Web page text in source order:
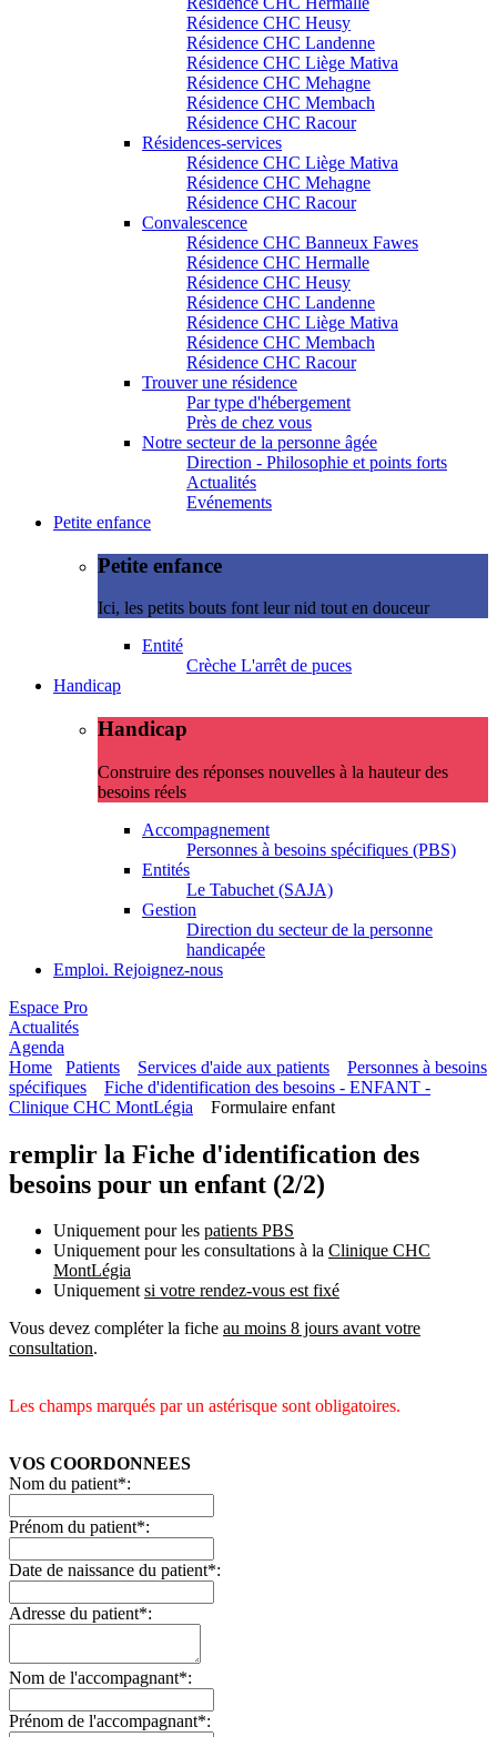
Résidence CHC Heusy
Résidence CHC Landenne
Résidence CHC Liège Mativa
Résidence CHC Mehagne
Résidence CHC Membach
Résidence CHC Racour
Résidences-services
Résidence CHC Liège Mativa
Résidence CHC Mehagne
Résidence CHC Racour
Convalescence
Résidence CHC Banneux Fawes
Résidence CHC Hermalle
Résidence CHC Heusy
Résidence CHC Landenne
Résidence CHC Liège Mativa
Résidence CHC Membach
Résidence CHC Racour
Trouver une résidence
Par type d'hébergement
Près de chez vous
Notre secteur de la personne âgée
Direction - Philosophie et points forts
Actualités
Evénements
Petite enfance
Petite enfance
Ici, les petits bouts font leur nid tout en douceur
Entité
Crèche L'arrêt de puces
Handicap
Handicap
Construire des réponses nouvelles à la hauteur des
besoins réels
Accompagnement
Personnes à besoins spécifiques (PBS)
Entités
Le Tabuchet (SAJA)
Gestion
Direction du secteur de la personne
handicapée
Emploi. Rejoignez-nous
Espace Pro
Actualités
Agenda
Home
Patients Services d'aide aux patients
Personnes à besoins
spécifiques
Fiche d'identification des besoins - ENFANT -
Clinique CHC MontLégia
Formulaire enfant
remplir la Fiche d'identification des
besoins pour un enfant (2/2)
Uniquement pour les patients PBS
Uniquement pour les consultations à la Clinique CHC
MontLégia
Uniquementsi votre rendez-vous est fixé
Vous devez compléter la fiche au moins 8 jours avant votre
consultation.
Les champs marqués par un astérisque sont obligatoires.
VOS COORDONNEES
Nom du patient*:
Prénom du patient*:
Date de naissance du patient*:
Adresse du patient*:
Nom de l'accompagnant*:
Prénom de l'accompagnant*: